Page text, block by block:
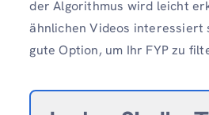
der Algorithmus wird leicht
ähnlichen Videos interessiert
gute Option, um Ihr FYP zu